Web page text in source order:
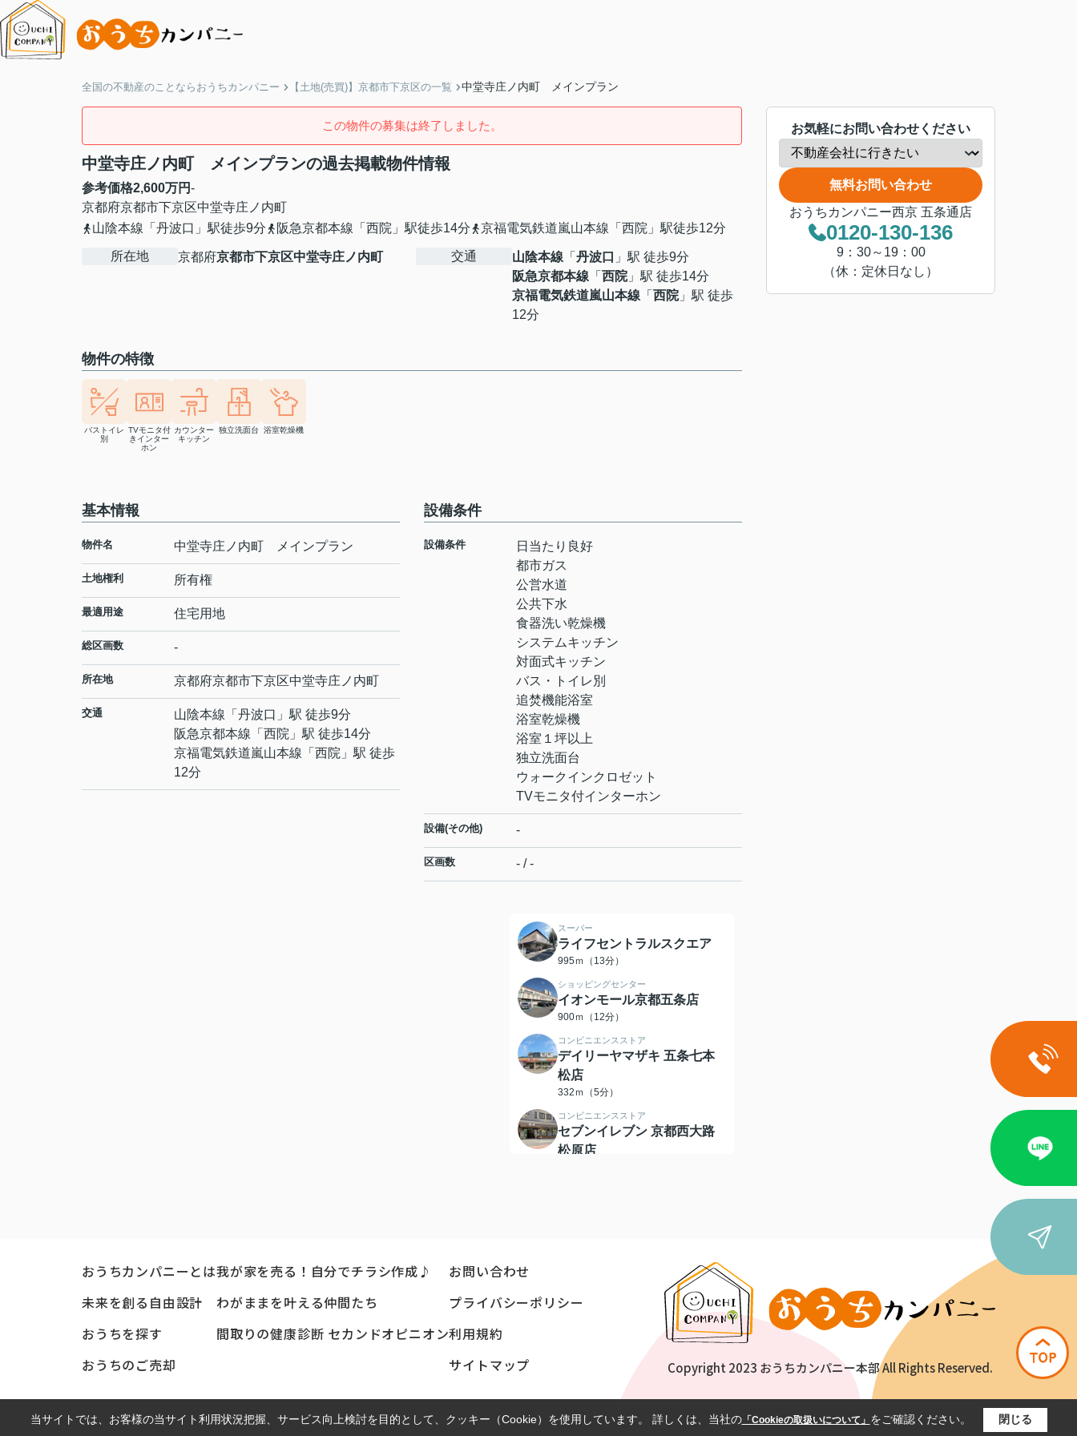
全国の不動産のことならおうちカンパニー 【土地(売買)】京都市下京区の一覧 中堂寺庄ノ内町 メインプラン
この物件の募集は終了しました。
中堂寺庄ノ内町 メインプランの過去掲載物件情報
参考価格2,600万円-
京都府京都市下京区中堂寺庄ノ内町
山陰本線「丹波口」駅徒歩9分
阪急京都本線「西院」駅徒歩14分 京福電気鉄道嵐山本線「西院」駅徒歩12分
所在地 京都府京都市下京区中堂寺庄ノ内町 交通 山陰本線 「 丹波口 」駅 徒歩9分
阪急京都本線 「 西院」駅 徒歩14分
京福電気鉄道嵐山本線 「 西院」駅 徒歩
12分
物件の特徴
バストイレ
別
TVモニタ付
きインター
ホン
カウンター
キッチン
独立洗面台 浴室乾燥機
基本情報
物件名 中堂寺庄ノ内町 メインプラン
土地権利 所有権
最適用途 住宅用地
総区画数 -
所在地 京都府京都市下京区中堂寺庄ノ内町
交通 山陰本線 「 丹波口 」駅 徒歩9分
阪急京都本線 「 西院 」駅 徒歩14分
京福電気鉄道嵐山本線 「 西院 」駅 徒歩
12分
設備条件
設備条件
日当たり良好
都市ガス
公営水道
公共下水
食器洗い乾燥機
システムキッチン
対面式キッチン
バス・トイレ別
追焚機能浴室
浴室乾燥機
浴室１坪以上
独立洗面台
ウォークインクロゼット
TVモニタ付インターホン
設備(その他) -
区画数 - / -
スーパー
ライフセントラルスクエア
995ｍ（13分）
ショッピングセンター
イオンモール京都五条店
900ｍ（12分）
コンビニエンスストア
デイリーヤマザキ 五条七本
松店
332ｍ（5分）
コンビニエンスストア
セブンイレブン 京都西大路
松原店
V・drug 京都市立病院前薬
259ｍ（4分）
お気軽にお問い合わせください
無料お問い合わせ
おうちカンパニー西京 五条通店
0120-130-136
9：30～19：00
（休：定休日なし）
おうちカンパニーとは
未来を創る自由設計
おうちを探す
おうちのご売却
我が家を売る！自分でチラシ作成♪
わがままを叶える仲間たち
間取りの健康診断 セカンドオピニオン
お問い合わせ
プライバシーポリシー
利用規約
サイトマップ
Copyright 2023 おうちカンパニー本部 All Rights Reserved.
当サイトでは、お客様の当サイト利用状況把握、サービス向上検討を目的として、クッキー（Cookie）を使用しています。 詳しくは、当社の「Cookieの取扱いについて」 をご確認ください。 閉じる